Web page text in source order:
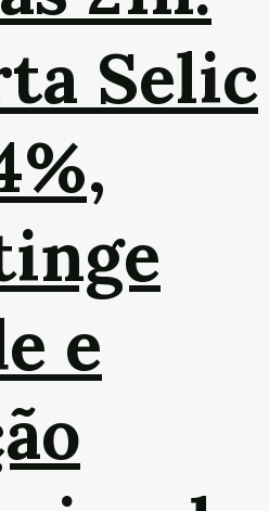
Selic
e